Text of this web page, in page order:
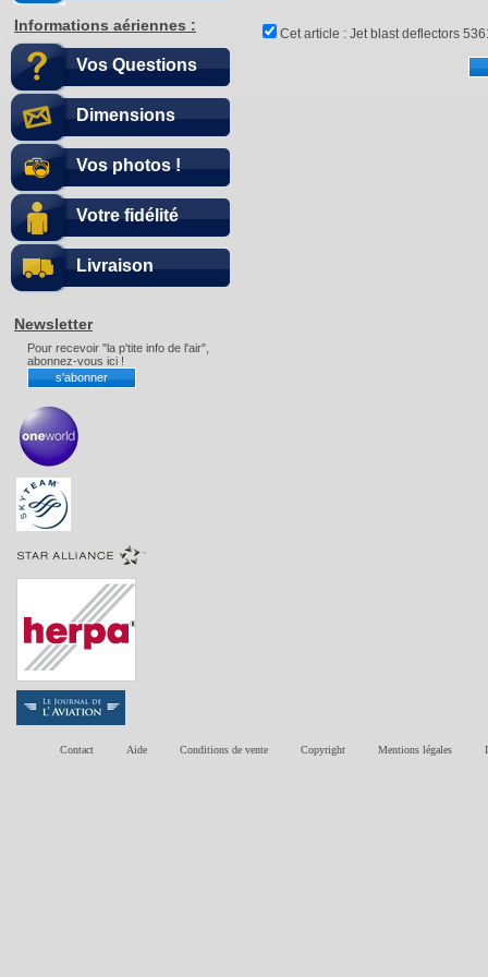
Informations aériennes :
Vos Questions
Dimensions
Vos photos !
Votre fidélité
Livraison
Newsletter
Pour recevoir "la p'tite info de l'air",
abonnez-vous ici !
Cet article : Jet blast deflectors
Contact Aide Conditions de vente Copyright Mentions légales